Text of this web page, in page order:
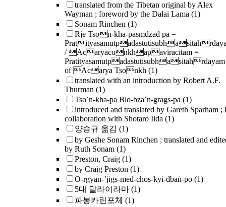
translated from the Tibetan original by Alex
Wayman ; foreword by the Dalai Lama (1)
Sonam Rinchen (1)
Rje Tson-kha-pasmdzad pa =
/ Acaryaconkhapaviracitam =
Pratityasamutpadastutisubhasitahrdayam
of Acarya Tsonkh (1)
translated with an introduction by Robert A.F.
Thurman (1)
Tso˙n-kha-pa Blo-bza˙n-grags-pa (1)
introduced and translated by Gareth Sparham ;
collaboration with Shotaro Iida (1)
양승규 옮김 (1)
by Geshe Sonam Rinchen ; translated and
by Ruth Sonam (1)
Preston, Craig (1)
by Craig Preston (1)
O-rgyan-ʼjigs-med-chos-kyi-dbaṅ-po (1)
5대 달라이라마 (1)
파봉카린포체 (1)